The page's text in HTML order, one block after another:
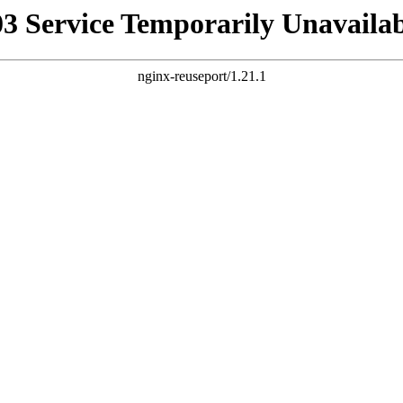
Service Temporarily
nginx-reuseport/1.21.1